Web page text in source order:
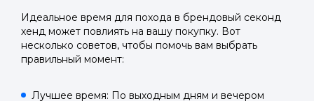
Идеальное время для похода в брендовый секонд
хенд может повлиять на вашу покупку. Вот
несколько советов, чтобы помочь вам выбрать
правильный момент:
Лучшее время: По выходным дням и вечером